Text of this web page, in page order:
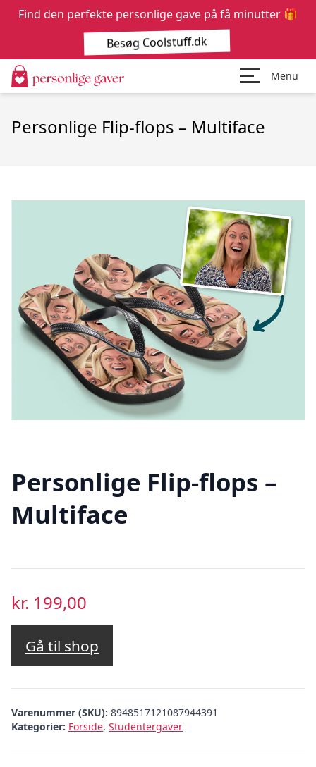
Menu
Personlige Flip-flops – Multiface
Personlige Flip-flops –
Multiface
kr. 199,00
Gå til shop
Varenummer (SKU): 8948517121087944391
Kategorier: Forside, Studentergaver
Find den perfekte personlige gave på få minutter 🎁
Besøg Coolstuff.dk